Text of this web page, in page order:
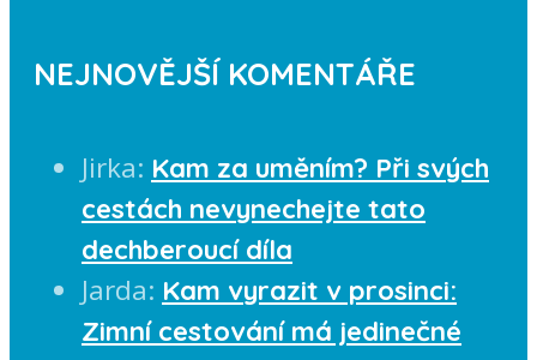
NEJNOVĚJŠÍ KOMENTÁŘE
Jirka: Kam za uměním? Při svých
cestách nevynechejte tato
dechberoucí díla
Jarda: Kam vyrazit v prosinci:
Zimní cestování má jedinečné